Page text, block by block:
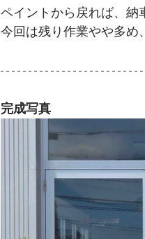
ペイントから戻れば、納
今回は残り作業やや多め
完成写真